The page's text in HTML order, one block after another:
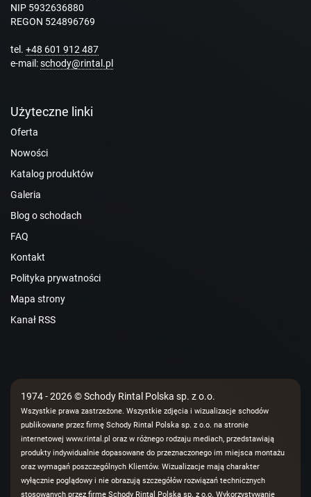
NIP 5932636880
REGON 524896769
tel. +48 601 912 487
e-mail:schody@rintal.pl
Użyteczne linki
Oferta
Nowości
Katalog produktów
Galeria
Blog o schodach
FAQ
Kontakt
Polityka prywatności
Mapa strony
Kanał RSS
1974 - 2026 © Schody Rintal Polska sp. z o.o.
Wszystkie prawa zastrzeżone. Wszystkie zdjęcia i wizualizacje schodów
publikowane przez firmę Schody Rintal Polska sp. z o.o. na stronie
internetowej www.rintal.pl oraz w różnego rodzaju mediach, przedstawiają
produkty indywidualnie dopasowane do przeznaczonego im miejsca montażu
oraz wymagań poszczególnych Klientów. Wizualizacje mają charakter
wyłącznie poglądowy i nie obrazują szczegółów rozwiązań technicznych
stosowanych przez firmę Schody Rintal Polska sp. z o.o. Wykorzystywanie